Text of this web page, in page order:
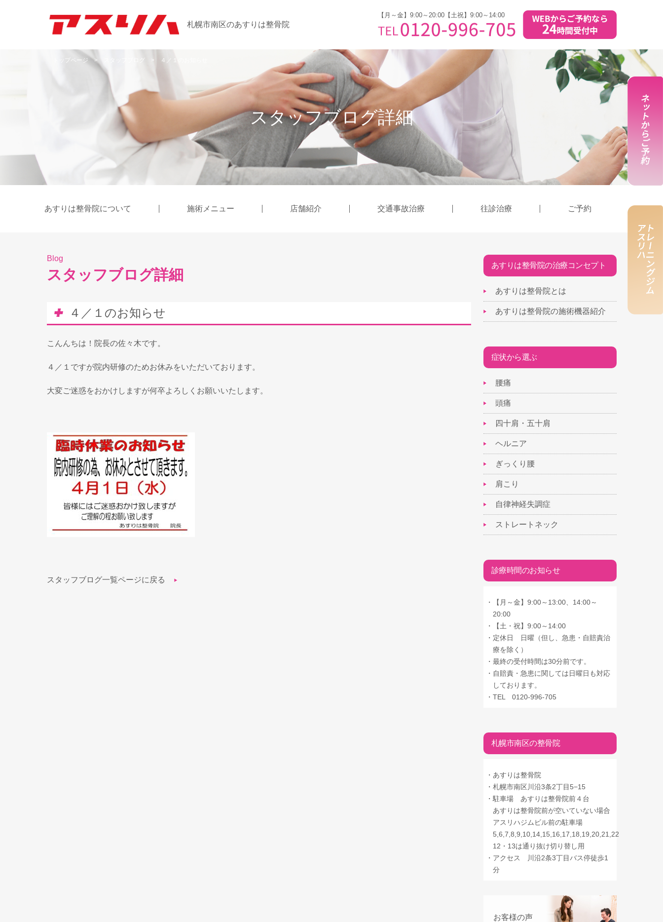
札幌市南区のあすりは整骨院
【月～金】9:00～20:00【土祝】9:00～14:00
トップページ > スタッフブログ > ４／１のお知らせ
スタッフブログ詳細
あすりは整骨院について 施術メニュー 店舗紹介 交通事故治療 往診治療 ご予約
Blog
スタッフブログ詳細
４／１のお知らせ
こんんちは！院長の佐々木です。
４／１ですが院内研修のためお休みをいただいております。
大変ご迷惑をおかけしますが何卒よろしくお願いいたします。
スタッフブログ一覧ページに戻る
あすりは整骨院の治療コンセプト
あすりは整骨院とは
あすりは整骨院の施術機器紹介
症状から選ぶ
腰痛
頭痛
四十肩・五十肩
ヘルニア
ぎっくり腰
肩こり
自律神経失調症
ストレートネック
診療時間のお知らせ
・
【月～金】9:00～13:00、14:00～
20:00
・
【土・祝】9:00～14:00
・ 定休日 日曜（但し、急患・自賠責治
療を除く）
・ 最終の受付時間は30分前です。
・ 自賠責・急患に関しては日曜日も対応
しております。
・ TEL 0120-996-705
札幌市南区の整骨院
・ あすりは整骨院
・ 札幌市南区川沿3条2丁目5−15
・ 駐車場 あすりは整骨院前４台
あすりは整骨院前が空いていない場合
アスリハジムビル前の駐車場
5,6,7,8,9,10,14,15,16,17,18,19,20,21,22
12・13は通り抜け切り替し用
・ アクセス 川沿2条3丁目バス停徒歩1
分
お客様の声